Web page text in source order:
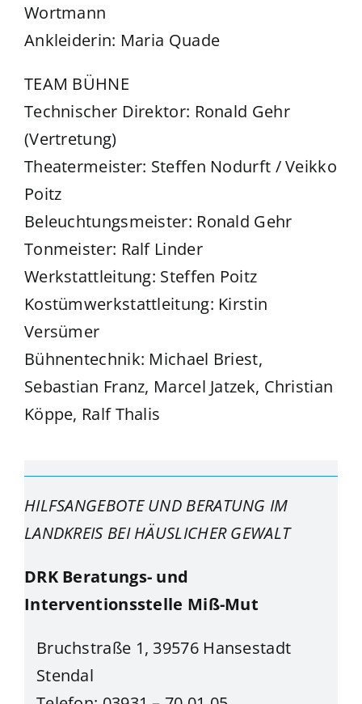
Wortmann
Ankleiderin: Maria Quade
TEAM BÜHNE
Technischer Direktor: Ronald Gehr
(Vertretung)
Theatermeister: Steffen Nodurft / Veikko
Poitz
Beleuchtungsmeister: Ronald Gehr
Tonmeister: Ralf Linder
Werkstattleitung: Steffen Poitz
Kostümwerkstattleitung: Kirstin
Versümer
Bühnentechnik: Michael Briest,
Sebastian Franz, Marcel Jatzek, Christian
Köppe, Ralf Thalis
HILFSANGEBOTE UND BERATUNG IM
LANDKREIS BEI HÄUSLICHER GEWALT
DRK Beratungs- und
Interventionsstelle Miß-Mut
Bruchstraße 1, 39576 Hansestadt
Stendal